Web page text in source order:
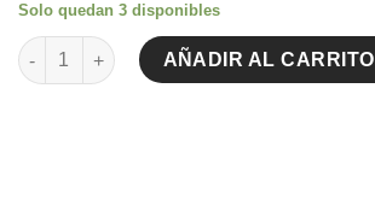
Solo quedan 3 disponibles
VOLVO Lanyard cantidad
AÑADIR AL CARRITO